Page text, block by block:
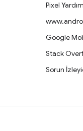
Pixel
Google
Stack
Sorun